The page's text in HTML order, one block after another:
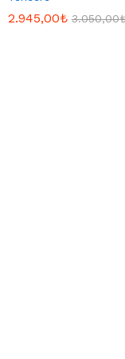
2.945,00₺ 3.050,00
2.945,00₺ 3.050,00